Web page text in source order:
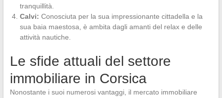
tranquillità.
Calvi: Conosciuta per la sua impressionante cittadella e la
sua baia maestosa, è ambita dagli amanti del relax e delle
attività nautiche.
Le sfide attuali del settore
immobiliare in Corsica
Nonostante i suoi numerosi vantaggi, il mercato immobiliare